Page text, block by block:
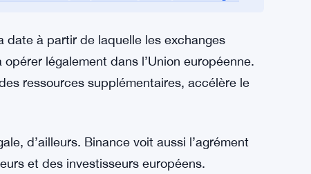
logique est là : un régulateur qui rejette un
il y a un dialogue, des demandes de
ça.
ont jusquau 1er juillet pour bouger